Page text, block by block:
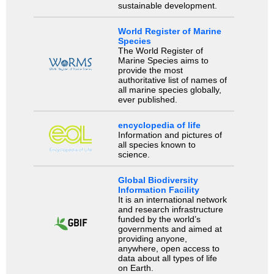
sustainable development.
World Register of Marine
Species
The World Register of
Marine Species aims to
provide the most
authoritative list of names of
all marine species globally,
ever published.
encyclopedia of life
Information and pictures of
all species known to
science.
Global Biodiversity
Information Facility
It is an international network
and research infrastructure
funded by the world’s
governments and aimed at
providing anyone,
anywhere, open access to
data about all types of life
on Earth.